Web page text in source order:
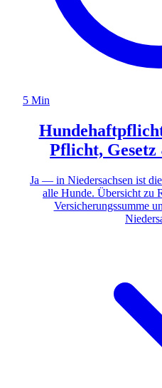
5 Min
Pflicht, Gesetz
Ja — in Niedersachsen ist
alle Hunde. Übersicht zu
Versicherungssumme